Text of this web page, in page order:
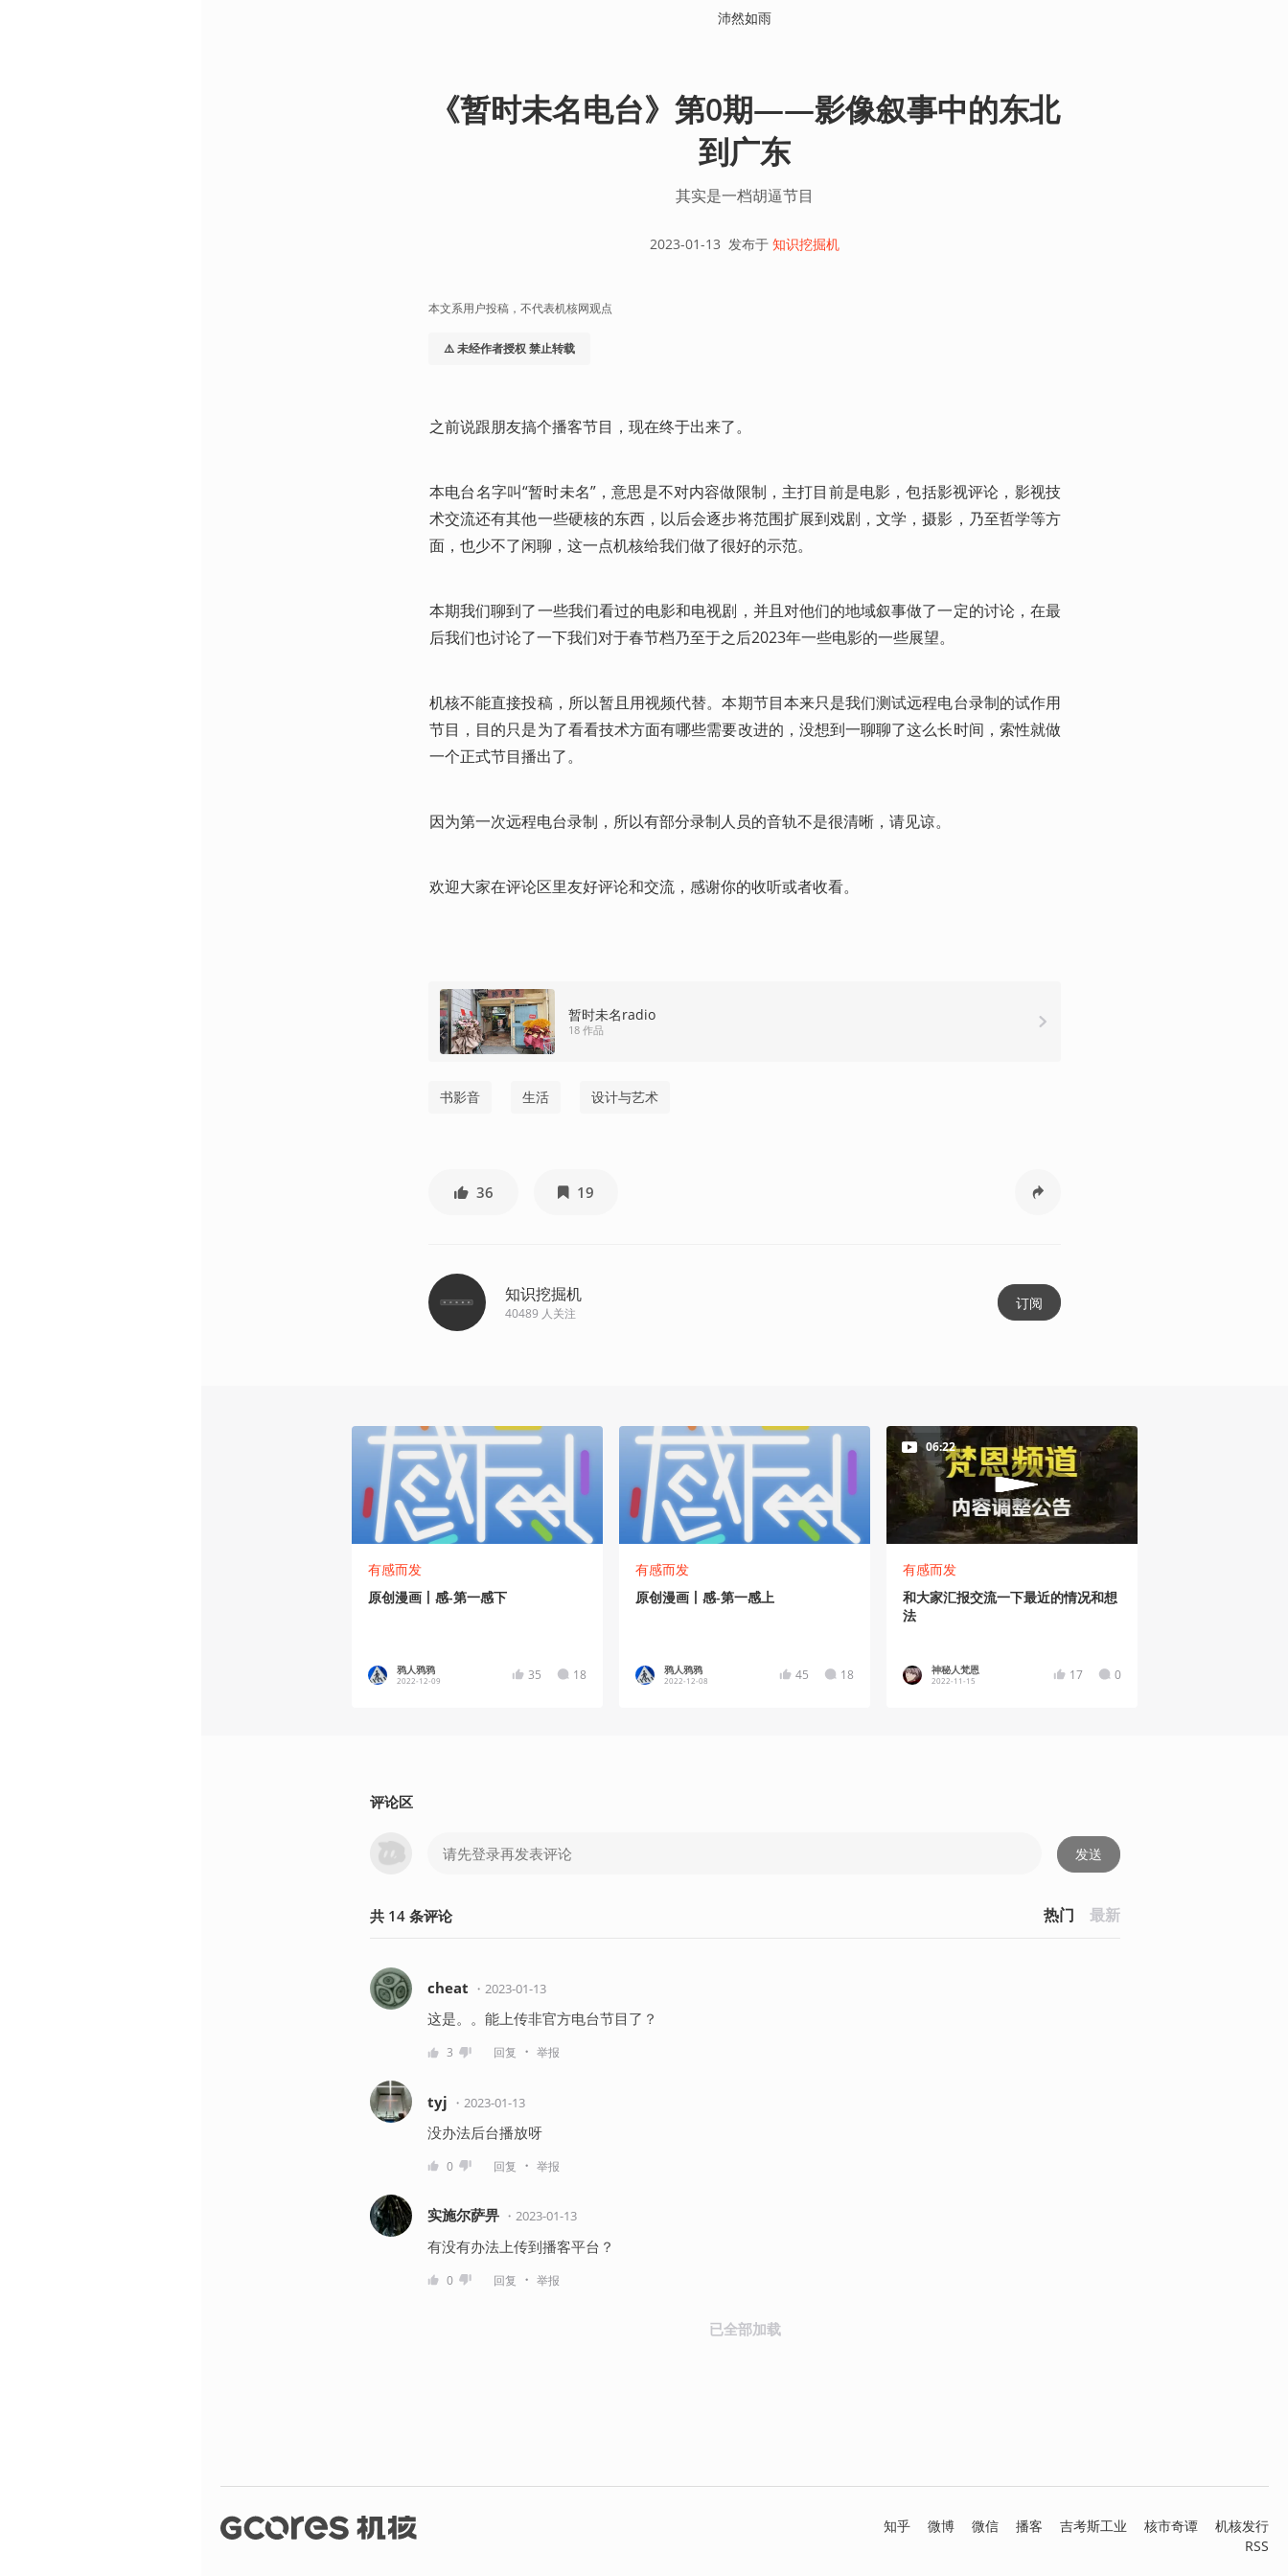
沛然如雨
《暂时未名电台》第0期——影像叙事中的东北
到广东
其实是一档胡逼节目
2023-01-13 发布于 知识挖掘机
本文系用户投稿，不代表机核网观点
⚠️ 未经作者授权 禁止转载
之前说跟朋友搞个播客节目，现在终于出来了。
本电台名字叫“暂时未名”，意思是不对内容做限制，主打目前是电影，包括影视评论，影视技
术交流还有其他一些硬核的东西，以后会逐步将范围扩展到戏剧，文学，摄影，乃至哲学等方
面，也少不了闲聊，这一点机核给我们做了很好的示范。
本期我们聊到了一些我们看过的电影和电视剧，并且对他们的地域叙事做了一定的讨论，在最
后我们也讨论了一下我们对于春节档乃至于之后2023年一些电影的一些展望。
机核不能直接投稿，所以暂且用视频代替。本期节目本来只是我们测试远程电台录制的试作用
节目，目的只是为了看看技术方面有哪些需要改进的，没想到一聊聊了这么长时间，索性就做
一个正式节目播出了。
因为第一次远程电台录制，所以有部分录制人员的音轨不是很清晰，请见谅。
欢迎大家在评论区里友好评论和交流，感谢你的收听或者收看。
暂时未名radio
18 作品
书影音 生活 设计与艺术
36 19
知识挖掘机
40489 人关注
订阅
有感而发
原创漫画丨感-第一感下
鸦人鸦鸦
2022-12-09 35 18
有感而发
原创漫画丨感-第一感上
鸦人鸦鸦
2022-12-08 45 18
06:22
有感而发
和大家汇报交流一下最近的情况和想
法
神秘人梵恩
2022-11-15 17 0
评论区
发送
共 14条评论 热门 最新
cheat ・ 2023-01-13
这是。。能上传非官方电台节目了？
3 回复 ・ 举报
tyj ・ 2023-01-13
没办法后台播放呀
0 回复 ・ 举报
实施尔萨畀 ・ 2023-01-13
有没有办法上传到播客平台？
0 回复 ・ 举报
已全部加载
知乎 微博 微信 播客 吉考斯工业 核市奇谭
机核发行
RSS